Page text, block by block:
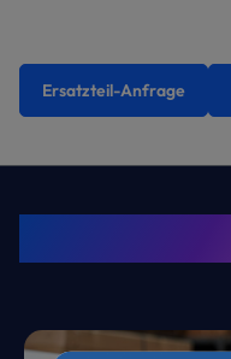
Ersatzteil-Anfrage